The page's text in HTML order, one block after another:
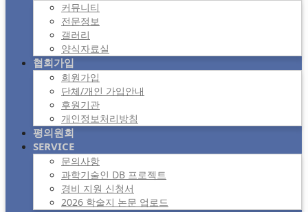
커뮤니티
전문정보
갤러리
양식자료실
협회가입
회원가입
단체/개인 가입안내
후원기관
개인정보처리방침
평의원회
SERVICE
문의사항
과학기술인 DB 프로젝트
경비 지원 신청서
2026 학술지 논문 업로드